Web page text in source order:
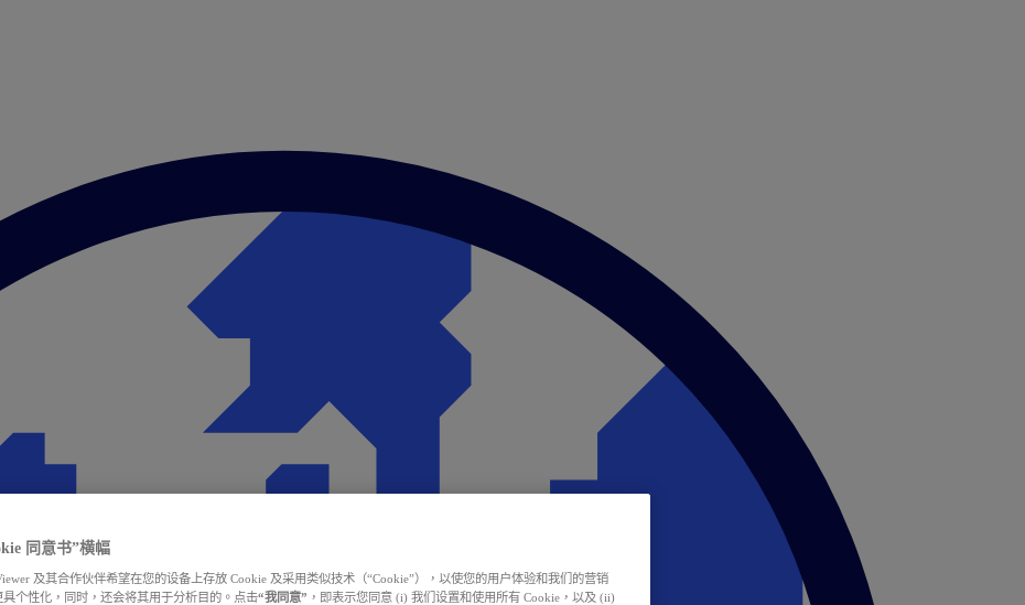
同意书”横幅
及其合作伙伴希望在您的设备上存放 Cookie 及采用类似技术（“Cookie”），以使您的用户体验和我们的营销
具个性化，同时，还会将其用于分析目的。点击“我同意” ，即表示您同意 (i) 我们设置和使用所有 Cookie，以及 (ii)